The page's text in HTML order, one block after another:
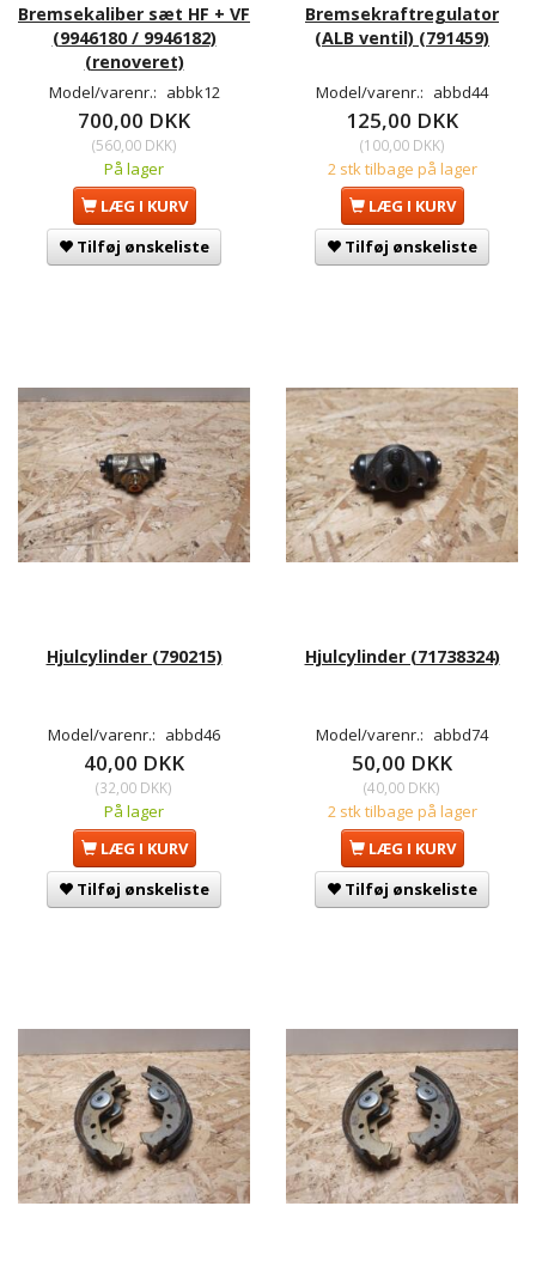
Bremsekaliber sæt HF + VF
(9946180 / 9946182)
(renoveret)
Model/varenr.: abbk12
700,00 DKK
(560,00 DKK)
På lager
LÆG I KURV
Tilføj ønskeliste
Bremsekraftregulator
(ALB ventil) (791459)
Model/varenr.: abbd44
125,00 DKK
(100,00 DKK)
2 stk tilbage på lager
LÆG I KURV
Tilføj ønskeliste
Hjulcylinder (790215)
Model/varenr.: abbd46
40,00 DKK
(32,00 DKK)
På lager
LÆG I KURV
Tilføj ønskeliste
Hjulcylinder (71738324)
Model/varenr.: abbd74
50,00 DKK
(40,00 DKK)
2 stk tilbage på lager
LÆG I KURV
Tilføj ønskeliste